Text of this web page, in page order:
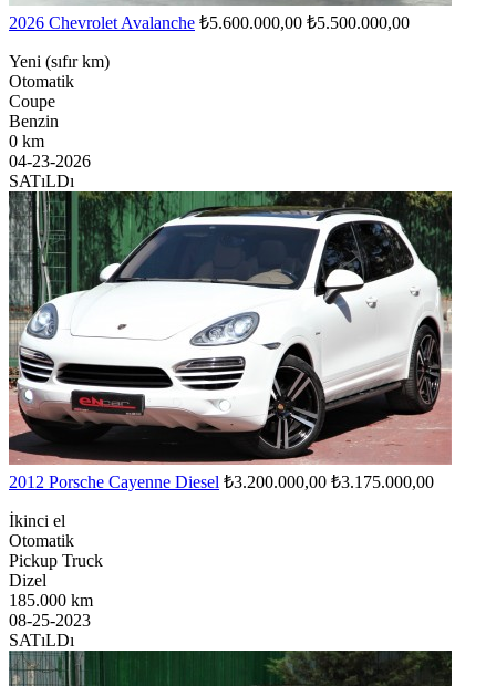
2026 Chevrolet Avalanche ₺5.600.000,00 ₺5.500.000,00
Yeni (sıfır km)
Otomatik
Coupe
Benzin
0 km
04-23-2026
SATıLDı
2012 Porsche Cayenne Diesel ₺3.200.000,00 ₺3.175.000,00
İkinci el
Otomatik
Pickup Truck
Dizel
185.000 km
08-25-2023
SATıLDı